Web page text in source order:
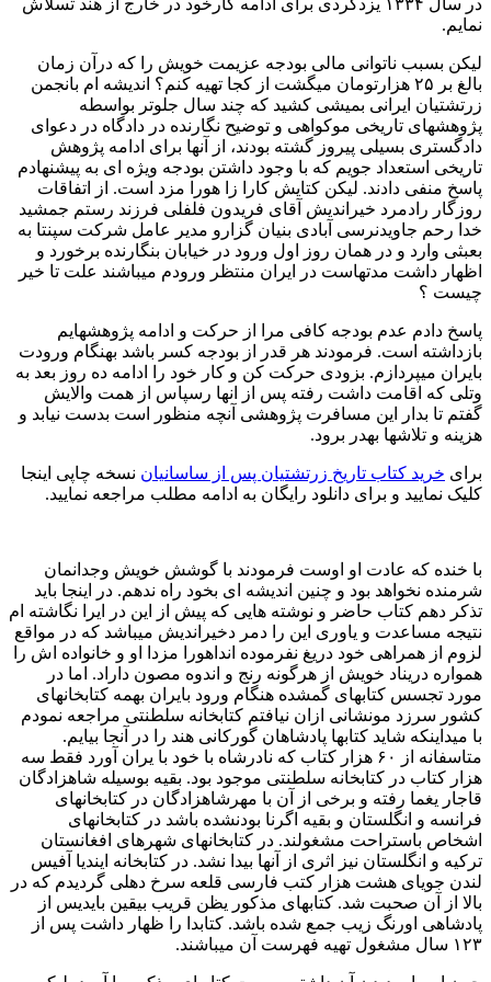
در سال ۱۳۳۴ یزدگردی برای ادامه کارخود در خارج از هند تسلاش
نمایم.
لیکن بسبب ناتوانی مالی بودجه عزیمت خویش را که درآن زمان
بالغ بر ۲۵ هزارتومان میگشت از کجا تهیه کنم؟ اندیشه ام بانجمن
زرتشتیان ایرانی بمیشی کشید که چند سال جلوتر بواسطه
پژوهشهای تاریخی موکواهی و توضیح نگارنده در دادگاه در دعوای
دادگستری بسیلی پیروز گشته بودند، از آنها برای ادامه پژوهش
تاریخی استعداد جویم که با وجود داشتن بودجه ویژه ای به پیشنهادم
پاسخ منفی دادند. لیکن کتایش کارا زا هورا مزد است. از اتفاقات
روزگار رادمرد خیراندیش آقای فریدون فلفلی فرزند رستم جمشید
خدا رحم جاویدنرسی آبادی بنیان گزارو مدیر عامل شرکت سپنتا به
بعبثی وارد و در همان روز اول ورود در خیابان بنگارنده برخورد و
اظهار داشت مدتهاست در ایران منتظر ورودم میباشند علت تا خیر
چیست ؟
پاسخ دادم عدم بودجه کافی مرا از حرکت و ادامه پژوهشهایم
بازداشته است. فرمودند هر قدر از بودجه کسر باشد بهنگام ورودت
بایران میپردازم. بزودی حرکت کن و کار خود را ادامه ده روز بعد به
وتلی که اقامت داشت رفته پس از انها رسپاس از همت والایش
گفتم تا بدار این مسافرت پژوهشی آنچه منظور است بدست نیابد و
هزینه و تلاشها بهدر برود.
برای خرید کتاب تاریخ زرتشتیان پس از ساسانیان نسخه چاپی اینجا
کلیک نمایید و برای دانلود رایگان به ادامه مطلب مراجعه نمایید.
با خنده که عادت او اوست فرمودند با گوشش خویش وجدانمان
شرمنده نخواهد بود و چنین اندیشه ای بخود راه ندهم. در اینجا باید
تذکر دهم کتاب حاضر و نوشته هایی که پیش از این در ایرا نگاشته ام
نتیجه مساعدت و یاوری این را دمر دخیراندیش میباشد که در مواقع
لزوم از همراهی خود دریغ نفرموده انداهورا مزدا او و خانواده اش را
همواره دریناد خویش از هرگونه رنج و اندوه مصون داراد. اما در
مورد تجسس کتابهای گمشده هنگام ورود بایران بهمه کتابخانهای
کشور سرزد مونشانی ازان نیافتم کتابخانه سلطنتی مراجعه نمودم
با میداینکه شاید کتابها پادشاهان گورکانی هند را در آنجا بیایم.
متاسفانه از ۶۰ هزار کتاب که نادرشاه با خود با یران آورد فقط سه
هزار کتاب در کتابخانه سلطنتی موجود بود. بقیه بوسیله شاهزادگان
قاجار یغما رفته و برخی از آن با مهرشاهزادگان در کتابخانهای
فرانسه و انگلستان و بقیه اگرنا بودنشده باشد در کتابخانهای
اشخاص باستراحت مشغولند. در کتابخانهای شهرهای افغانستان
ترکیه و انگلستان نیز اثری از آنها بیدا نشد. در کتابخانه ایندیا آفیس
لندن جویای هشت هزار کتب فارسی قلعه سرخ دهلی گردیدم که در
بالا از آن صحبت شد. کتابهای مذکور یظن قریب بیقین بایدیس از
پادشاهی اورنگ زیب جمع شده باشد. کتابدا را ظهار داشت پس از
۱۲۳ سال مشغول تهیه فهرست آن میباشند.